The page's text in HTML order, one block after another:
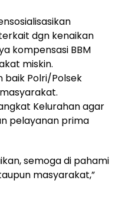
dgn kenaikan
kompensasi BBM
miskin.
Polri/Polsek
Kelurahan agar
pelayanan prima
semoga di pahami
masyarakat,”